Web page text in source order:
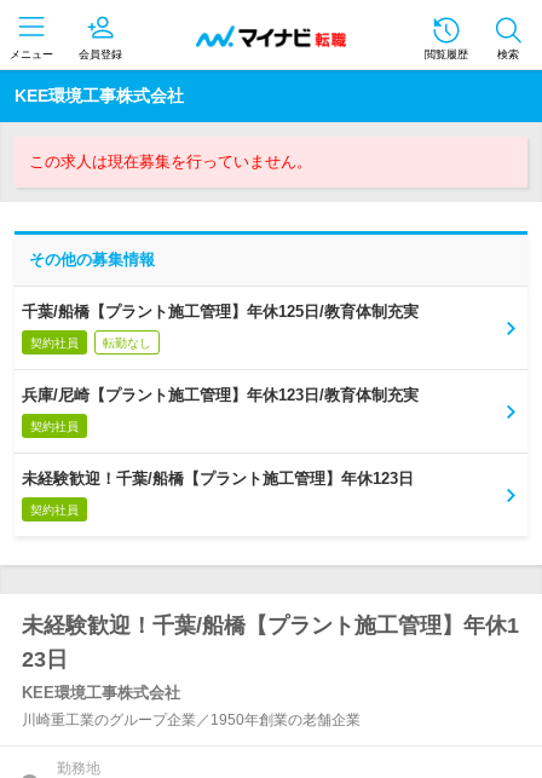
メニュー 会員登録 閲覧履歴 検索
KEE環境工事株式会社
この求人は現在募集を行っていません。
その他の募集情報
千葉/船橋【プラント施工管理】年休125日/教育体制充実
契約社員 転勤なし
兵庫/尼崎【プラント施工管理】年休123日/教育体制充実
契約社員
未経験歓迎！千葉/船橋【プラント施工管理】年休123日
契約社員
未経験歓迎！千葉/船橋【プラント施工管理】年休1
23日
KEE環境工事株式会社
川崎重工業のグループ企業／1950年創業の老舗企業
勤務地